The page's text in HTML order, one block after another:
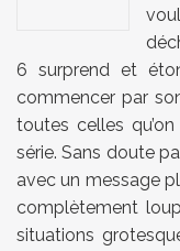
6 surprend et
commencer par
toutes celles
série. Sans doute
avec un message
complètement
situations